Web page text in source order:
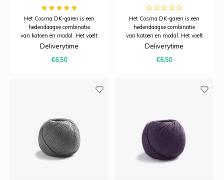
Het Cosma DK-garen is een
hedendaagse combinatie
van katoen en modal. Het voelt
heerlijk zacht aan, heeft een
model is het bijzonder ademend.
Deliverytime
€6,50
Het Cosma DK-garen is een
hedendaagse combinatie
van katoen en modal. Het voelt
heerlijk zacht aan, heeft een
model is het bijzonder ademend.
Deliverytime
€6,50